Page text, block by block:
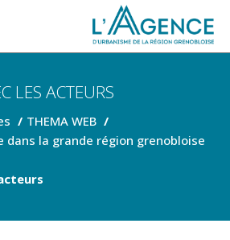
LES ACTEURS
THEMA WEB
dans la grande région grenobloise